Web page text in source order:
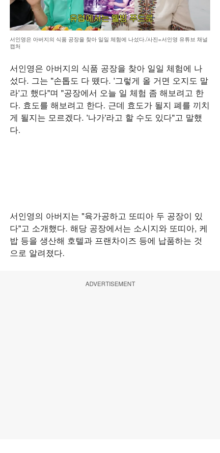
서인영은 아버지의 식품 공장을 찾아 일일 체험에 나섰다./사진=서인영 유튜브 채널
캡처
서인영은 아버지의 식품 공장을 찾아 일일 체험에 나
섰다. 그는 "손톱도 다 뗐다. '그렇게 올 거면 오지도 말
라'고 했다"며 "공장에서 오늘 일 체험 좀 해보려고 한
다. 효도를 해보려고 한다. 근데 효도가 될지 폐를 끼치
게 될지는 모르겠다. '나가'라고 할 수도 있다"고 말했
다.
서인영의 아버지는 "육가공하고 또띠아 두 공장이 있
다"고 소개했다. 해당 공장에서는 소시지와 또띠아, 케
밥 등을 생산해 호텔과 프랜차이즈 등에 납품하는 것
으로 알려졌다.
ADVERTISEMENT